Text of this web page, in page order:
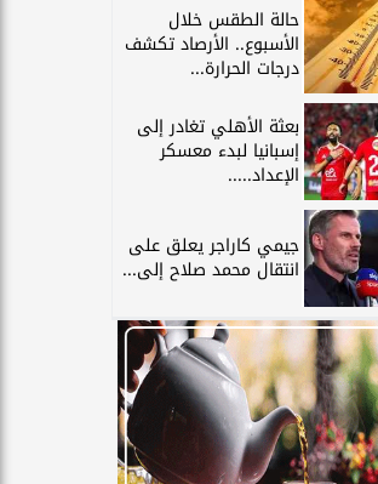
حالة الطقس خلال
الأسبوع.. الأرصاد تكشف
درجات الحرارة...
بعثة الأهلي تغادر إلى
إسبانيا لبدء معسكر
الإعداد.....
جيمي كاراجر يعلق على
انتقال محمد صلاح إلى...